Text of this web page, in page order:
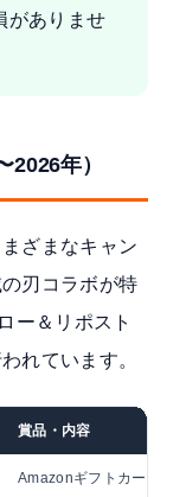
がありませ
年）
ざまなキャン
刃コラボが特
ー＆リポスト
れています。
賞品・内容
Amazonギフトカードな